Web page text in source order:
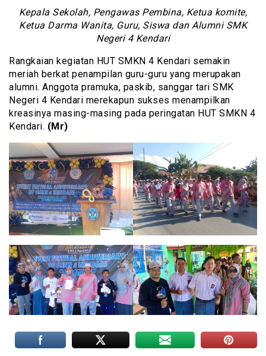
Kepala Sekolah, Pengawas Pembina, Ketua komite,
Ketua Darma Wanita, Guru, Siswa dan Alumni SMK
Negeri 4 Kendari
Rangkaian kegiatan HUT SMKN 4 Kendari semakin
meriah berkat penampilan guru-guru yang merupakan
alumni. Anggota pramuka, paskib, sanggar tari SMK
Negeri 4 Kendari merekapun sukses menampilkan
kreasinya masing-masing pada peringatan HUT SMKN 4
Kendari. (Mr)